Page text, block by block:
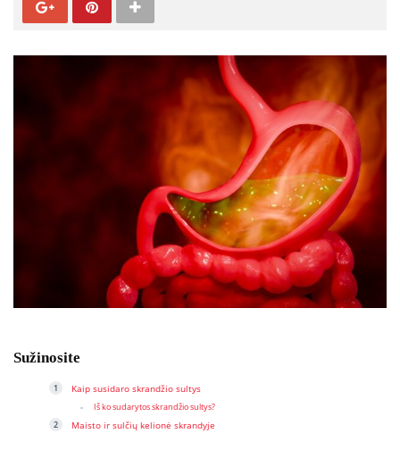
Sužinosite
Kaip susidaro skrandžio sultys
Iš ko sudarytos skrandžio sultys?
Maisto ir sulčių kelionė skrandyje